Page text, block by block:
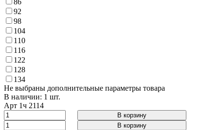
86
92
98
104
110
116
122
128
134
Не выбраны дополнительные параметры товара
В наличии: 1 шт.
Арт 1ч 2114
В корзину
В корзину